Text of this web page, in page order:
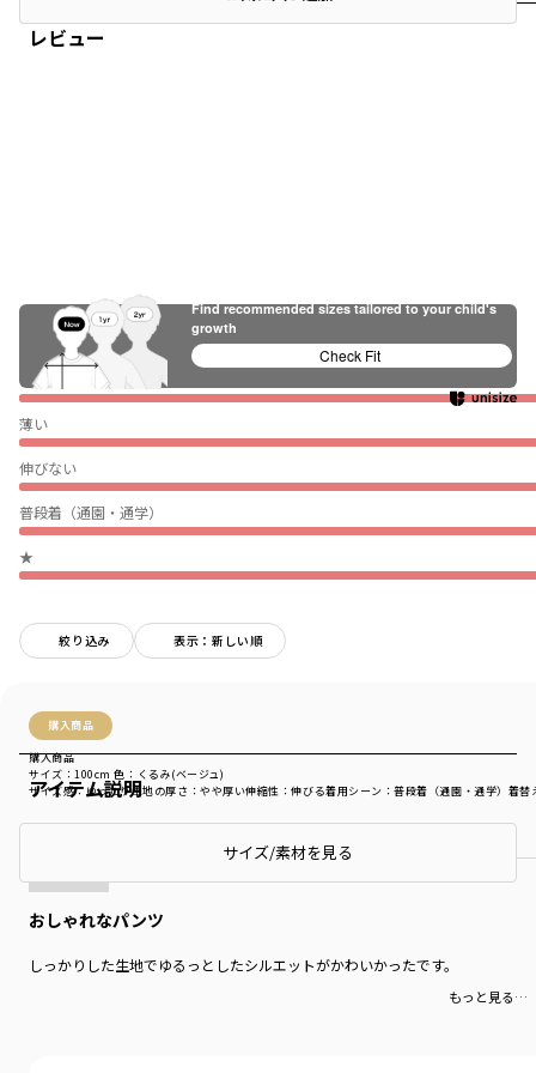
レビュー
ぴったり
薄い
伸びない
普段着（通園・通学）
★
絞り込み 表示：新しい順
購入商品
購入商品
サイズ感：ゆったり生地の厚さ ：やや厚い伸縮性 ：伸びる着用シーン ：普段着（通園・通学） 着替
サイズ：100cm 色：くるみ(ベージュ)
商品をチェックする＞
おしゃれなパンツ
しっかりした生地でゆるっとしたシルエットがかわいかったです。
もっと見る…
アイテム説明
サイズ/素材を見る
Find recommended sizes tailored to your child's
growth
Check Fit